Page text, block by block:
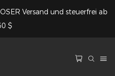
Versand und steuerfrei ab
$